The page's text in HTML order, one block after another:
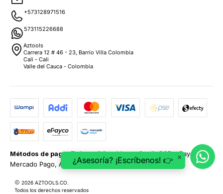
+573128971516
573115226688
Aztools
Carrera 12 # 46 - 23, Barrio Villa Colombia
Cali - Cali
Valle del Cauca - Colombia
Métodos de pago:Tarjetas (Visa, MasterCard), PSE, ePayco,
Mercado Pago, Addi y Sistecrédito.
2026 AZTOOLS.CO.
Todos los derechos reservados
¿Asesoría? ¡Escríbenos! 👉